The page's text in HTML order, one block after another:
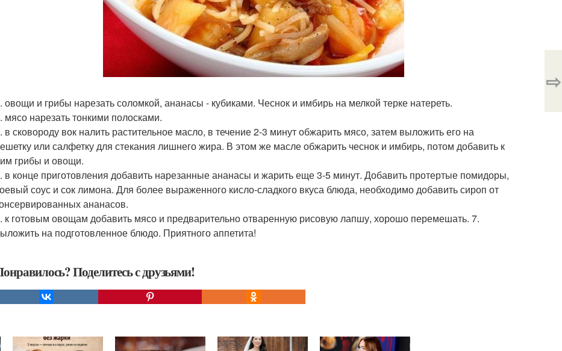
овощи и грибы нарезать соломкой, ананасы - кубиками. Чеснок и имбирь на мелкой терке натереть.
мясо нарезать тонкими полосками.
в сковороду вок налить растительное масло, в течение 2-3 минут обжарить мясо, затем выложить его на
или салфетку для стекания лишнего жира. В этом же масле обжарить чеснок и имбирь, потом добавить к
грибы и овощи.
в конце приготовления добавить нарезанные ананасы и жарить еще 3-5 минут. Добавить протертые помидоры,
соус и сок лимона. Для более выраженного кисло-сладкого вкуса блюда, необходимо добавить сироп от
ананасов.
к готовым овощам добавить мясо и предварительно отваренную рисовую лапшу, хорошо перемешать. 7.
на подготовленное блюдо. Приятного аппетита!
Поделитесь с друзьями!
⇨